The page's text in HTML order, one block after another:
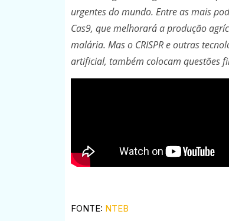
urgentes do mundo. Entre as mais
Cas9, que melhorará a produção
malária. Mas o CRISPR e outras
artificial, também colocam questões
FONTE: NTEB